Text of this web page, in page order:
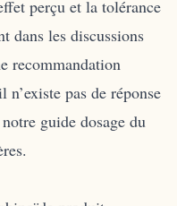
perçu et la tolérance
dans les discussions
recommandation
pas de réponse
guide dosage du